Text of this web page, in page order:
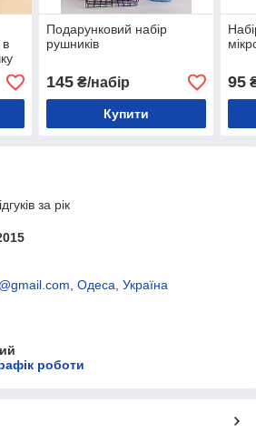
в
Подарунковий набір
рушників
145₴/набір
Купити
95
за рік
Одеса, Україна
роботи